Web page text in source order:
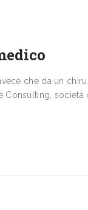
che da un
Consulting, società